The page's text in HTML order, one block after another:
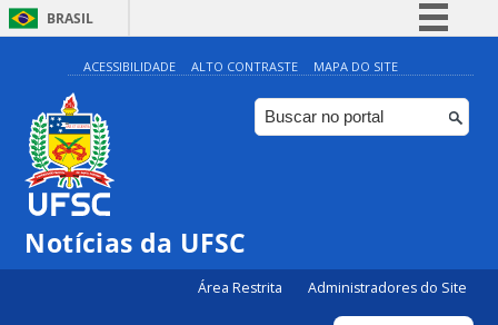
BRASIL
Simplifique!
Comunica BR
Participe
ACESSIBILIDADE ALTO CONTRASTE MAPA DO SITE
Notícias da UFSC
Área Restrita Administradores do Site